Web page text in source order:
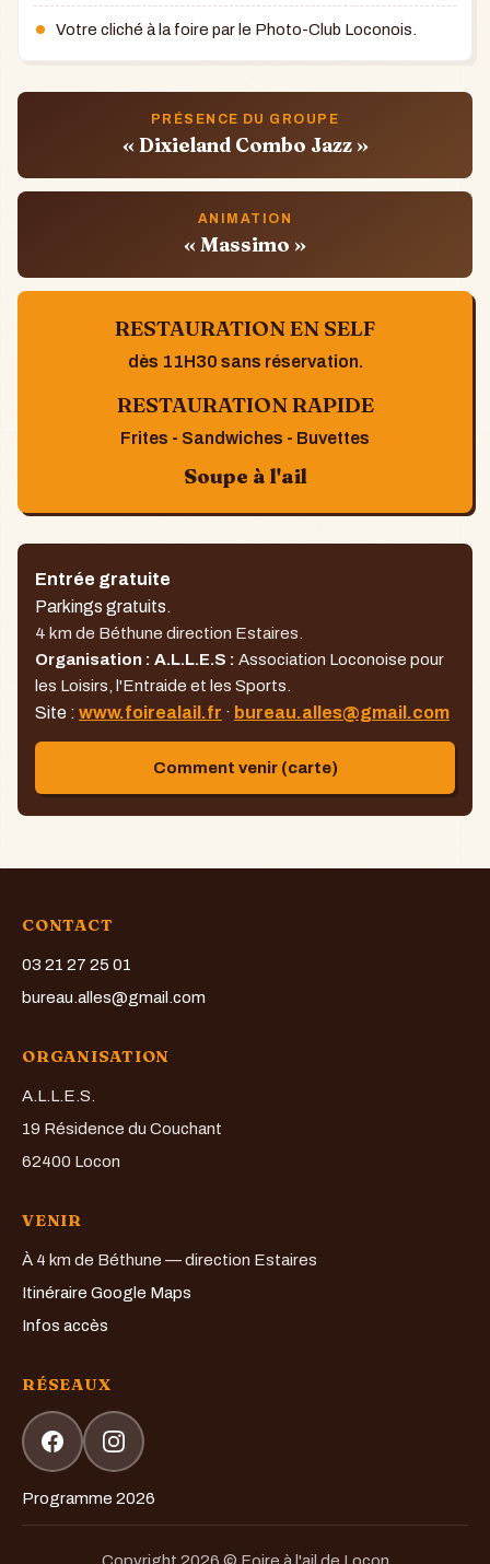
Votre cliché à la foire par le Photo-Club Loconois.
PRÉSENCE DU GROUPE
« Dixieland Combo Jazz »
ANIMATION
« Massimo »
RESTAURATION EN SELF
dès 11H30 sans réservation.
RESTAURATION RAPIDE
Frites - Sandwiches - Buvettes
Soupe à l'ail
Entrée gratuite
Parkings gratuits.
4 km de Béthune direction Estaires.
Organisation : A.L.L.E.S : Association Loconoise pour
les Loisirs, l'Entraide et les Sports.
Site : www.foirealail.fr · bureau.alles@gmail.com
Comment venir (carte)
CONTACT
03 21 27 25 01
bureau.alles@gmail.com
ORGANISATION
A.L.L.E.S.
19 Résidence du Couchant
62400 Locon
VENIR
À 4 km de Béthune — direction Estaires
Itinéraire Google Maps
Infos accès
RÉSEAUX
Programme 2026